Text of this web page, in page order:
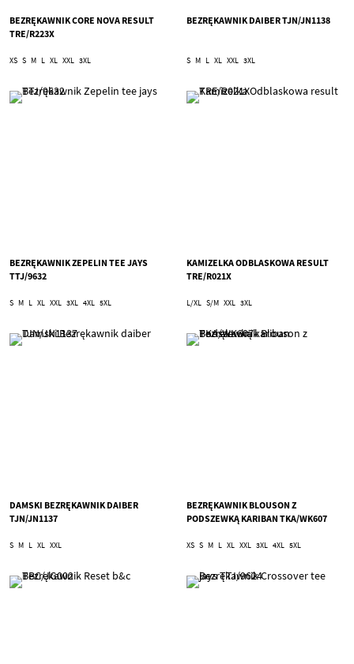
BEZRĘKAWNIK CORE NOVA RESULT
TRE/R223X
XS S M L XL XXL 3XL
BEZRĘKAWNIK DAIBER TJN/JN1138
S M L XL XXL 3XL
BEZRĘKAWNIK ZEPELIN TEE JAYS
TTJ/9632
S M L XL XXL 3XL 4XL 5XL
KAMIZELKA ODBLASKOWA RESULT
TRE/R021X
L/XL S/M XXL 3XL
DAMSKI BEZRĘKAWNIK DAIBER
TJN/JN1137
S M L XL XXL
BEZRĘKAWNIK BLOUSON Z
PODSZEWKĄ KARIBAN TKA/WK607
XS S M L XL XXL 3XL 4XL 5XL